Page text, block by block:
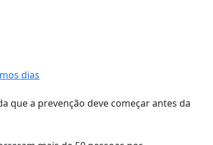
dias
que a prevenção deve começar antes da